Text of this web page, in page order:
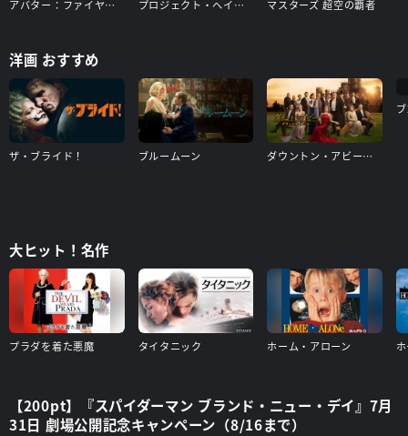
アバター：ファイヤー・アンド・アッシュ プロジェクト・ヘイル・メアリー マスターズ 超空の覇者
洋画 おすすめ
ザ・ブライド！ ブルームーン ダウントン・アビー／グランドフィナーレ
大ヒット！名作
プラダを着た悪魔 タイタニック ホーム・アローン
【200pt】『スパイダーマン ブランド・ニュー・デイ』7月
31日 劇場公開記念キャンペーン（8/16まで）